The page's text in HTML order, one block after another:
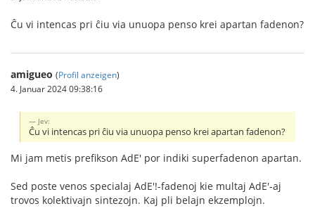
Ĉu vi intencas pri ĉiu via unuopa penso krei apartan fadenon?
amigueo (Profil anzeigen)
4. Januar 2024 09:38:16
Jev:
Ĉu vi intencas pri ĉiu via unuopa penso krei apartan fadenon?
Mi jam metis prefikson AdE' por indiki superfadenon apartan.
Sed poste venos specialaj AdE'!-fadenoj kie multaj AdE'-aj
trovos kolektivajn sintezojn. Kaj pli belajn ekzemplojn.